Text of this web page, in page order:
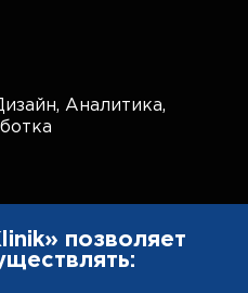
Аналитика,
позволяет